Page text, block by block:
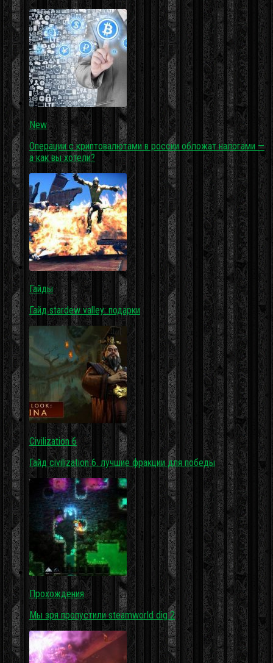
New
Операции с криптовалютами в россии обложат налогами —
а как вы хотели?
Гайды
Гайд stardew valley: подарки
Civilization 6
Гайд civilization 6. лучшие фракции для победы
Прохождения
Мы зря пропустили steamworld dig 2